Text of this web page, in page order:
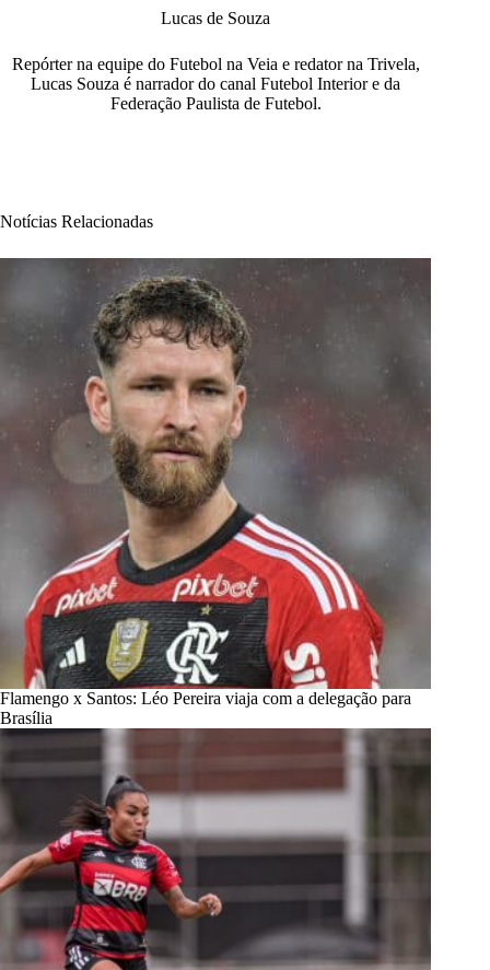
Lucas de Souza
Repórter na equipe do Futebol na Veia e redator na Trivela,
Lucas Souza é narrador do canal Futebol Interior e da
Federação Paulista de Futebol.
Notícias Relacionadas
Flamengo x Santos: Léo Pereira viaja com a delegação para
Brasília